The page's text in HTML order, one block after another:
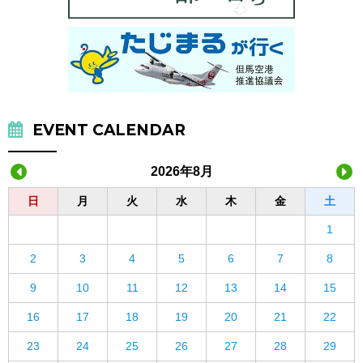
EVENT CALENDAR
2026年8月
日 月 火 水 木 金 土
1
2 3 4 5 6 7 8
9 10 11 12 13 14 15
16 17 18 19 20 21 22
23 24 25 26 27 28 29